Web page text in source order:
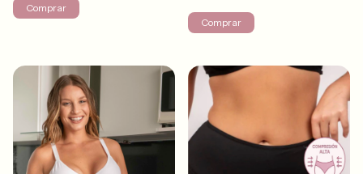
Comprar
Comprar